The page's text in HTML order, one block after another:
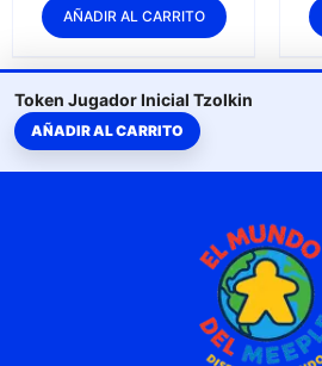
AÑADIR AL CARRITO
Token Jugador Inicial Tzolkin
AÑADIR AL CARRITO